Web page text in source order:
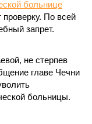
больнице
проверку. По всей
запрет.
не стерпев
главе Чечни
больницы.